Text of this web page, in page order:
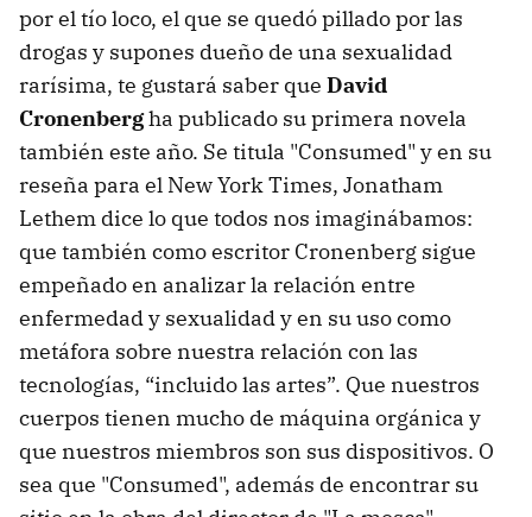
por el tío loco, el que se quedó pillado por las
drogas y supones dueño de una sexualidad
rarísima, te gustará saber que David
Cronenbergha publicado su primera novela
también este año. Se titula "Consumed" y en su
reseña para el New York Times, Jonatham
Lethem dice lo que todos nos imaginábamos:
que también como escritor Cronenberg sigue
empeñado en analizar la relación entre
enfermedad y sexualidad y en su uso como
metáfora sobre nuestra relación con las
tecnologías, “incluido las artes”. Que nuestros
cuerpos tienen mucho de máquina orgánica y
que nuestros miembros son sus dispositivos. O
sea que "Consumed", además de encontrar su